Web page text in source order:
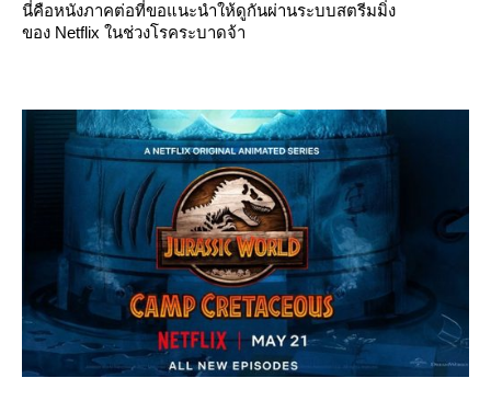
นี่คือหนังภาคต่อที่ขอแนะนำให้ดูกันผ่านระบบสตรีมมิ่ง
ของ Netflix ในช่วงโรคระบาดจ้า